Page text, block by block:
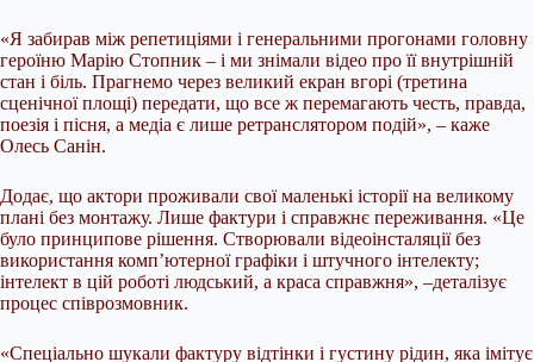
«Я забирав між репетиціями і генеральними прогонами головну
героїню Марію Стопник – і ми знімали відео про її внутрішній
стан і біль. Прагнемо через великий екран вгорі (третина
сценічної площі) передати, що все ж перемагають честь, правда,
поезія і пісня, а медіа є лише ретранслятором подій», – каже
Олесь Санін.
Додає, що актори проживали свої маленькі історії на великому
плані без монтажу. Лише фактури і справжнє переживання. «Це
було принципове рішення. Створювали відеоінсталяції без
використання комп’ютерної графіки і штучного інтелекту;
інтелект в цій роботі людський, а краса справжня», –деталізує
процес співрозмовник.
«Спеціально шукали фактуру відтінки і густину рідин, яка імітує